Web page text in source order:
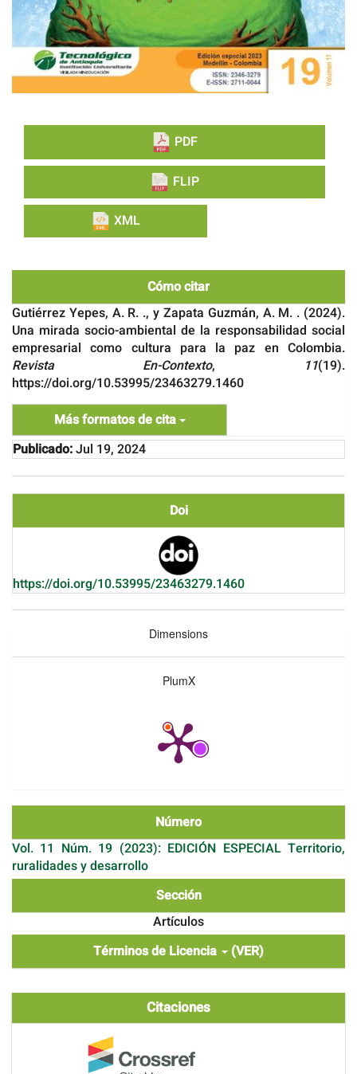
PDF
FLIP
XML
Cómo citar
Gutiérrez Yepes, A. R. ., y Zapata Guzmán, A. M. . (2024).
Una mirada socio-ambiental de la responsabilidad social
empresarial como cultura para la paz en Colombia.
Revista En-Contexto, 11(19).
https://doi.org/10.53995/23463279.1460
Más formatos de cita
Publicado:Jul 19, 2024
Doi
https://doi.org/10.53995/23463279.1460
Dimensions
PlumX
Número
Vol. 11 Núm. 19 (2023): EDICIÓN ESPECIAL Territorio,
ruralidades y desarrollo
Sección
Artículos
Términos de Licencia
(VER)
Citaciones